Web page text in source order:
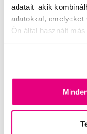
adatait, akik
adatokkal, amelyeket
Ön által használt
utazási csipesz-szett
8 792 Ft 10 990 Ft
4,5/5 (47x)